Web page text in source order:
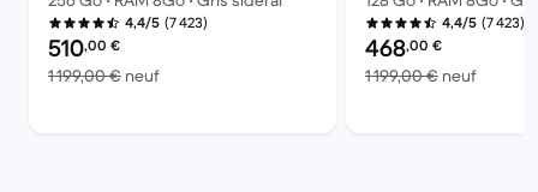
4,4/5 (7 423)
Prix reconditionné :
510,00 €
1 199,00 € neufcontre 1 199,00 € neuf
4,4/5 (7 423)
Prix reconditionné :
468,00 €
1 199,00 € neufcontre